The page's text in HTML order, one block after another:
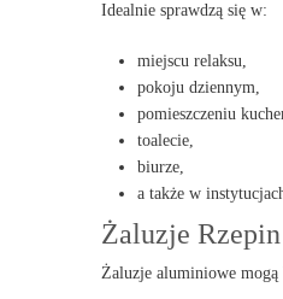
Idealnie sprawdzą się w:
miejscu relaksu,
pokoju dziennym,
pomieszczeniu
toalecie,
biurze,
a także w
Żaluzje
Żaluzje aluminiowe mogą